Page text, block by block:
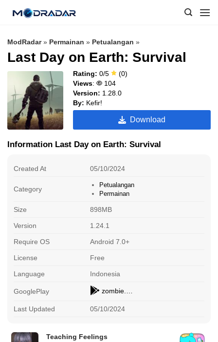
ModRadar» Permainan » Petualangan »
Last Day on Earth: Survival
Rating: 0/5
(0)
Views:
104
Version: 1.28.0
By: Kefir!
Download
Information Last Day on Earth: Survival
Created At 05/10/2024
Category
Petualangan
Permainan
Size 898MB
Version 1.24.1
Require OS Android 7.0+
License Free
Language Indonesia
GooglePlay
Last Updated 05/10/2024
Teaching Feelings